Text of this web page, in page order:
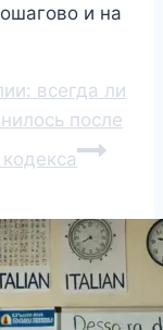
и на
всегда ли
после